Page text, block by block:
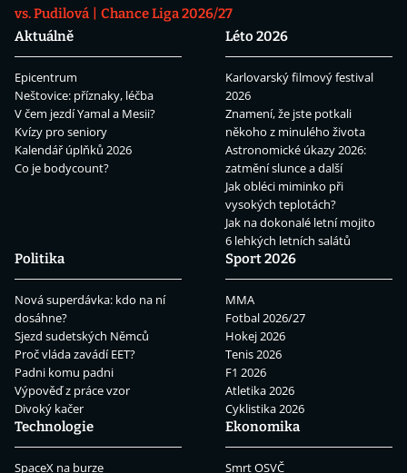
vs. Pudilová
Chance Liga 2026/27
Aktuálně
Epicentrum
Neštovice: příznaky, léčba
V čem jezdí Yamal a Mesii?
Kvízy pro seniory
Kalendář úplňků 2026
Co je bodycount?
Léto 2026
Karlovarský filmový festival
2026
Znamení, že jste potkali
někoho z minulého života
Astronomické úkazy 2026:
zatmění slunce a další
Jak obléci miminko při
vysokých teplotách?
Jak na dokonalé letní mojito
6 lehkých letních salátů
Politika
Nová superdávka: kdo na ní
dosáhne?
Sjezd sudetských Němců
Proč vláda zavádí EET?
Padni komu padni
Výpověď z práce vzor
Divoký kačer
Sport 2026
MMA
Fotbal 2026/27
Hokej 2026
Tenis 2026
F1 2026
Atletika 2026
Cyklistika 2026
Technologie
SpaceX na burze
Ekonomika
Smrt OSVČ